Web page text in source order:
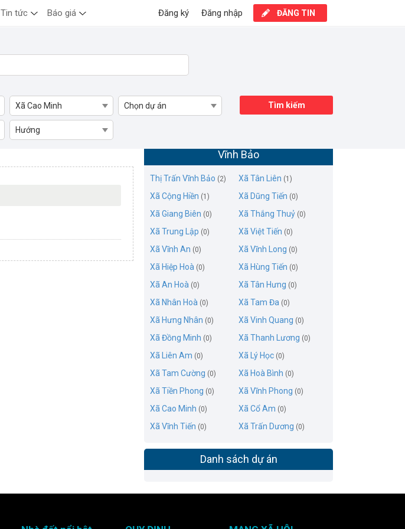
Vĩnh Bảo
Thị Trấn Vĩnh Bảo (2) Xã Tân Liên (1)
Xã Cộng Hiền (1) Xã Dũng Tiến (0)
Xã Giang Biên (0) Xã Thắng Thuỷ (0)
Xã Trung Lập (0) Xã Việt Tiến (0)
Xã Vĩnh An (0) Xã Vĩnh Long (0)
Xã Hiệp Hoà (0) Xã Hùng Tiến (0)
Xã An Hoà (0) Xã Tân Hưng (0)
Xã Nhân Hoà (0) Xã Tam Đa (0)
Xã Hưng Nhân (0) Xã Vinh Quang (0)
Xã Đồng Minh (0) Xã Thanh Lương (0)
Xã Liên Am (0) Xã Lý Học (0)
Xã Tam Cường (0) Xã Hoà Bình (0)
Xã Tiền Phong (0) Xã Vĩnh Phong (0)
Xã Cao Minh (0) Xã Cổ Am (0)
Xã Vĩnh Tiến (0) Xã Trấn Dương (0)
Danh sách dự án
Xã Cao Minh Chọn dự án
Hướng
Tìm kiếm
Tin tức Báo giá ĐĂNG TIN
Đăng nhập
Đăng ký